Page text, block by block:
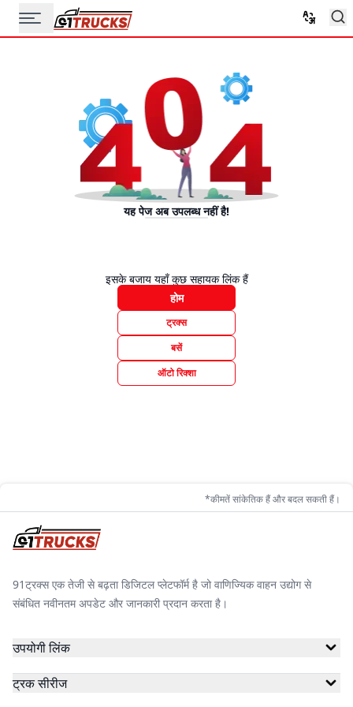
यह पेज अब उपलब्ध नहीं है!
इसके बजाय यहाँ कुछ सहायक लिंक हैं
होम
ट्रक्स
बसें
ऑटो रिक्शा
*कीमतें सांकेतिक हैं और बदल सकती हैं।
91ट्रक्स एक तेजी से बढ़ता डिजिटल प्लेटफॉर्म है जो वाणिज्यिक वाहन उद्योग से
संबंधित नवीनतम अपडेट और जानकारी प्रदान करता है।
उपयोगी लिंक
ट्रक सीरीज